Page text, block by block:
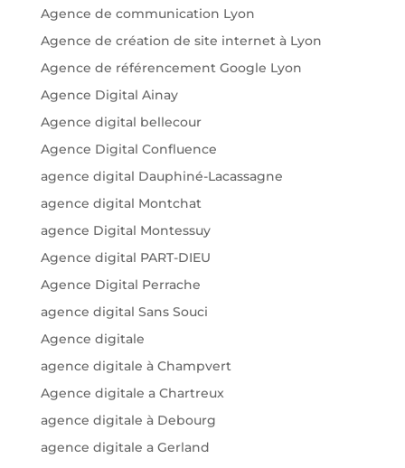
Agence de communication Lyon
Agence de création de site internet à Lyon
Agence de référencement Google Lyon
Agence Digital Ainay
Agence digital bellecour
Agence Digital Confluence
agence digital Dauphiné-Lacassagne
agence digital Montchat
agence Digital Montessuy
Agence digital PART-DIEU
Agence Digital Perrache
agence digital Sans Souci
Agence digitale
agence digitale à Champvert
Agence digitale a Chartreux
agence digitale à Debourg
agence digitale a Gerland